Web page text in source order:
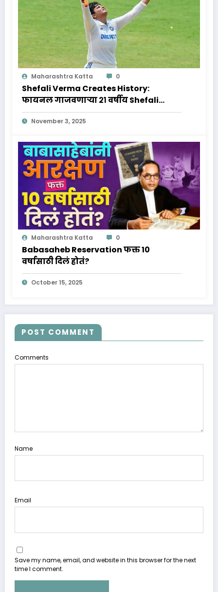
Maharashtra Katta 0
Shefali Verma Creates History:
फायनल गाजवणाऱ्या २१ वर्षीय Shefali
Verma वर्माचा आणि जिवनप्रवास क्रिकेट
विश्वातील नवा तारा!
November 3, 2025
Maharashtra Katta 0
Babasaheb Reservation फक्त 10
वर्षासाठी दिलं होतं?
October 15, 2025
POST COMMENT
Comments
Name
Email
Save my name, email, and website in this browser for the next
time I comment.